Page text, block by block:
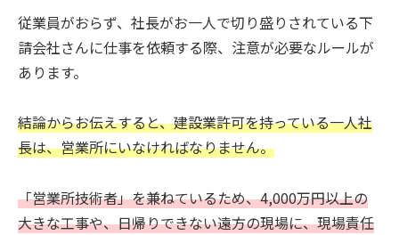
従業員がおらず、社長がお一人で切り盛りされている下
請会社さんに仕事を依頼する際、注意が必要なルールが
あります。
結論からお伝えすると、建設業許可を持っている一人社
長は、営業所にいなければなりません。
「営業所技術者」を兼ねているため、4,000万円以上の
大きな工事や、日帰りできない遠方の現場に、現場責任